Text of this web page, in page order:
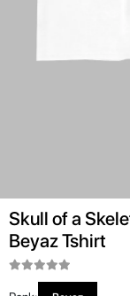
Skull of a
Beyaz Tshirt